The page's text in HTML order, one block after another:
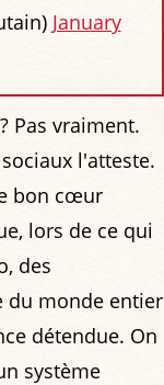
January
Pas vraiment.
l'atteste.
bon cœur
lors de ce qui
des
du monde entier
détendue. On
système